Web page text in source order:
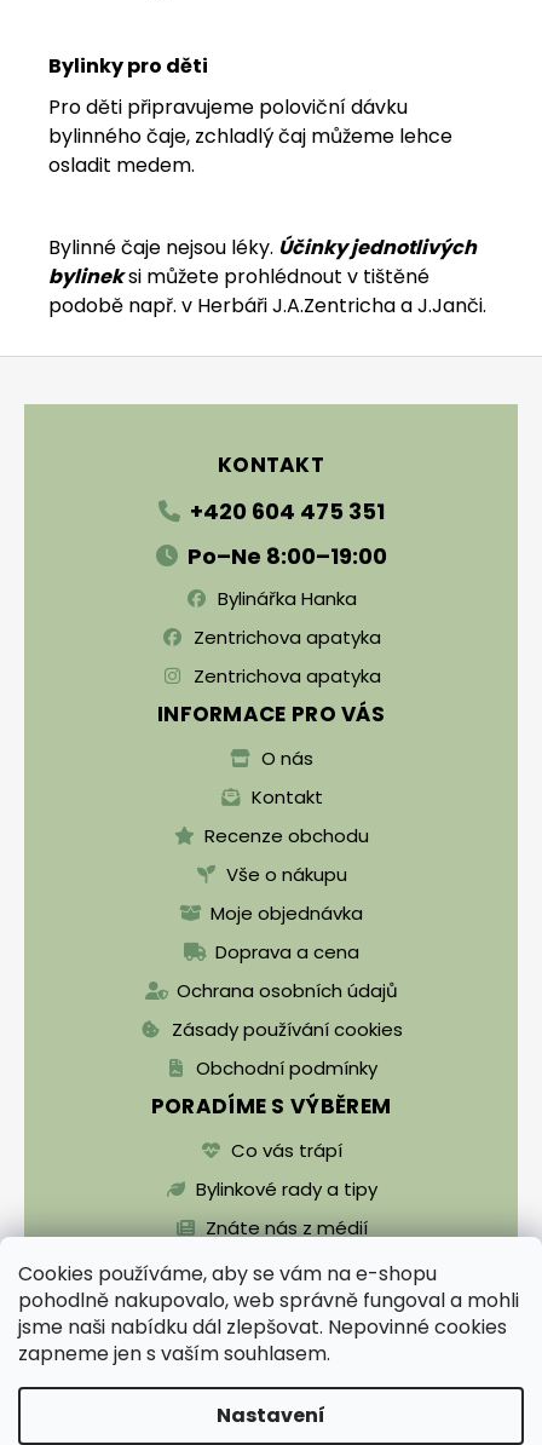
Cookies používáme, aby se vám na e-shopu
pohodlně nakupovalo, web správně fungoval a mohli
jsme naši nabídku dál zlepšovat. Nepovinné cookies
zapneme jen s vaším souhlasem.
Nastavení
Bylinky pro děti
Pro děti připravujeme poloviční dávku
bylinného čaje, zchladlý čaj můžeme lehce
osladit medem.
Bylinné čaje nejsou léky. Účinky jednotlivých
bylineksi můžete prohlédnout v tištěné
podobě např. v Herbáři J.A.Zentricha a J.Janči.
KONTAKT
+420 604 475 351
Po–Ne 8:00–19:00
Bylinářka Hanka
Zentrichova apatyka
Zentrichova apatyka
INFORMACE PRO VÁS
O nás
Kontakt
Recenze obchodu
Vše o nákupu
Moje objednávka
Doprava a cena
Ochrana osobních údajů
Zásady používání cookies
Obchodní podmínky
PORADÍME S VÝBĚREM
Co vás trápí
Bylinkové rady a tipy
Znáte nás z médií
Vytvořil Shoptet